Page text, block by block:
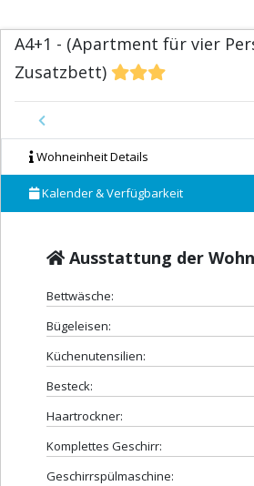
A4+1 - (Apartment für vier
Zusatzbett)
Previous
Wohneinheit Details
Kalender & Verfügbarkeit
Ausstattung der
Bettwäsche:
Bügeleisen:
Küchenutensilien:
Besteck:
Haartrockner:
Komplettes Geschirr:
Geschirrspülmaschine: